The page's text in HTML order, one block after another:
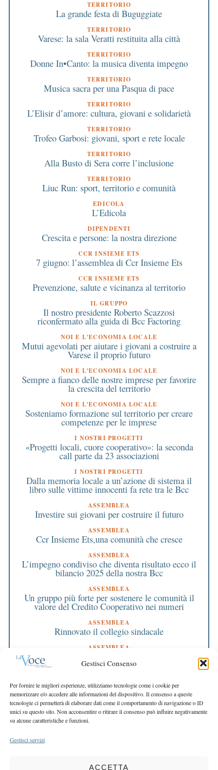
Gestisci Consenso
Per fornire le migliori esperienze, utilizziamo tecnologie come i cookie per
memorizzare e/o accedere alle informazioni del dispositivo. Il consenso a queste
tecnologie ci permetterà di elaborare dati come il comportamento di navigazione o ID
unici su questo sito. Non acconsentire o ritirare il consenso può influire negativamente
su alcune caratteristiche e funzioni.
Gestisci servizi
ACCETTA
TERRITORIO
La grande festa di Buguggiate
TERRITORIO
Varese: la sala Veratti restituita alla città
TERRITORIO
Donne In•Canto: la musica diventa impegno
TERRITORIO
Musica sacra per una Pasqua di pace
TERRITORIO
L’Elisir d’amore: cultura, giovani e solidarietà
TERRITORIO
Trofeo Garbosi: giovani, sport e rete locale
TERRITORIO
Alla Busto di Sera corre l’inclusione
TERRITORIO
Liuc Run: sport, territorio e comunità
EDICOLA
L’Edicola
DIPENDENTI
Crescita e persone: la nostra direzione
CCR INSIEME ETS
7 giugno: l’assemblea di Ccr Insieme Ets
CCR INSIEME ETS
Prevenzione, salute e vicinanza al territorio
IL GRUPPO
Il nostro presidente Roberto Scazzosi
riconfermato alla guida di Bcc Factoring
NOI E L'ECONOMIA LOCALE
Mutui agevolati per aiutare i giovani a costruire a
Varese il proprio futuro
NOI E L'ECONOMIA LOCALE
Sempre a fianco delle nostre imprese per favorire
la crescita del territorio
NOI E L'ECONOMIA LOCALE
Sosteniamo formazione sul territorio per creare
competenze per le imprese
I NOSTRI PROGETTI
«Progetti locali, cuore cooperativo»: la seconda
call parte da 23 associazioni
I NOSTRI PROGETTI
Dalla memoria locale a un’azione di sistema il
libro sulle vittime innocenti fa rete tra le Bcc
ASSEMBLEA
Investire sui giovani per costruire il futuro
ASSEMBLEA
Ccr Insieme Ets,una comunità che cresce
ASSEMBLEA
L’impegno condiviso che diventa risultato ecco il
bilancio 2025 della nostra Bcc
ASSEMBLEA
Un gruppo più forte per sostenere le comunità il
valore del Credito Cooperativo nei numeri
ASSEMBLEA
Rinnovato il collegio sindacale
ASSEMBLEA
Bilancio approvato all’unanimità e 2 milioni
destinati al territorio
EDITORIALE DIRETTORE
Crescere restando riconoscibili
EDITORIALE PRESIDENTE
Costruire futuro insieme
COPYRIGHT 2025 LA VOCE |PRIVACY